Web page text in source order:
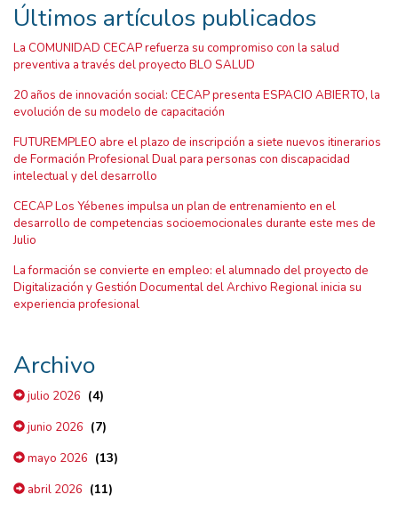
Últimos artículos publicados
La COMUNIDAD CECAP refuerza su compromiso con la salud
preventiva a través del proyecto BLO SALUD
20 años de innovación social: CECAP presenta ESPACIO ABIERTO, la
evolución de su modelo de capacitación
FUTUREMPLEO abre el plazo de inscripción a siete nuevos itinerarios
de Formación Profesional Dual para personas con discapacidad
intelectual y del desarrollo
CECAP Los Yébenes impulsa un plan de entrenamiento en el
desarrollo de competencias socioemocionales durante este mes de
Julio
La formación se convierte en empleo: el alumnado del proyecto de
Digitalización y Gestión Documental del Archivo Regional inicia su
experiencia profesional
Archivo
julio 2026 (4)
junio 2026 (7)
mayo 2026 (13)
abril 2026 (11)